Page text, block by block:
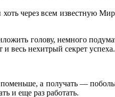
через всем известную
голову, немного
весь нехитрый секрет
а получать —
и еще раз работать.